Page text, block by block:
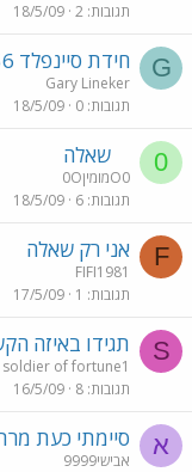
תגובות 2
18/5/09
G חידת סיינפלד 256
Gary Lineker
תגובות 0
18/5/09
0 שאלה
0OמומיןO0
תגובות 6
18/5/09
F אני רק שאלה
FIFI1981
תגובות 1
17/5/09
S תגידו באיזה
soldier of fortune1
תגובות 8
16/5/09
א סיימתי כעת
אבישי9999